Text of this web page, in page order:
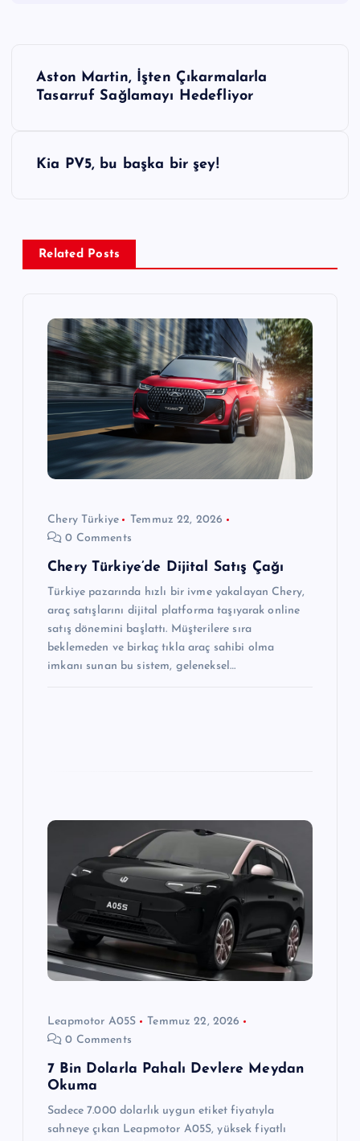
Aston Martin, İşten Çıkarmalarla
Tasarruf Sağlamayı Hedefliyor
Kia PV5, bu başka bir şey!
Related Posts
Chery Türkiye
Temmuz 22, 2026
0 Comments
Chery Türkiye’de Dijital Satış Çağı
Türkiye pazarında hızlı bir ivme yakalayan Chery,
araç satışlarını dijital platforma taşıyarak online
satış dönemini başlattı. Müşterilere sıra
beklemeden ve birkaç tıkla araç sahibi olma
imkanı sunan bu sistem, geleneksel…
Leapmotor A05S
Temmuz 22, 2026
0 Comments
7 Bin Dolarla Pahalı Devlere Meydan
Okuma
Sadece 7.000 dolarlık uygun etiket fiyatıyla
sahneye çıkan Leapmotor A05S, yüksek fiyatlı